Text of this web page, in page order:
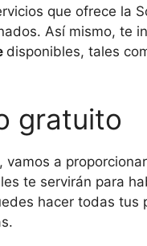
que ofrece la
Así mismo, te
disponibles, tales
gratuito
a
te servirán para
hacer todas